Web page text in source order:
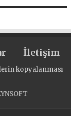
İletişim
kopyalanması